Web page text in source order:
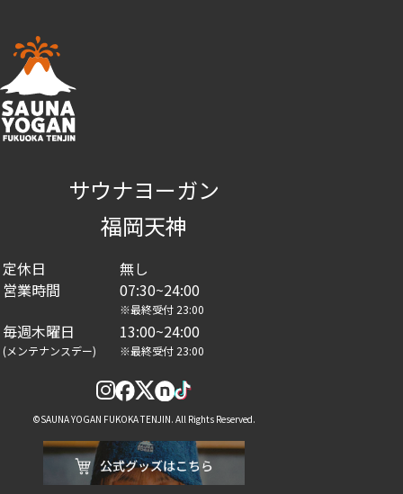
サウナヨーガン
福岡天神
定休日
無し
営業時間
07:30~24:00
※最終受付 23:00
毎週木曜日
(メンテナンスデー)
13:00~24:00
※最終受付 23:00
©SAUNA YOGAN FUKOKA TENJIN. All Rights Reserved.